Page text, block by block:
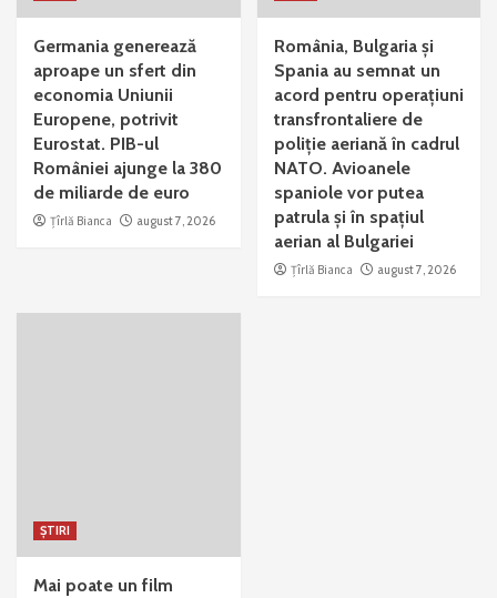
Germania generează
aproape un sfert din
economia Uniunii
Europene, potrivit
Eurostat. PIB-ul
României ajunge la 380
de miliarde de euro
Țîrlă Bianca august 7, 2026
România, Bulgaria și
Spania au semnat un
acord pentru operațiuni
transfrontaliere de
poliție aeriană în cadrul
NATO. Avioanele
spaniole vor putea
patrula și în spațiul
aerian al Bulgariei
Țîrlă Bianca august 7, 2026
ȘTIRI
Mai poate un film